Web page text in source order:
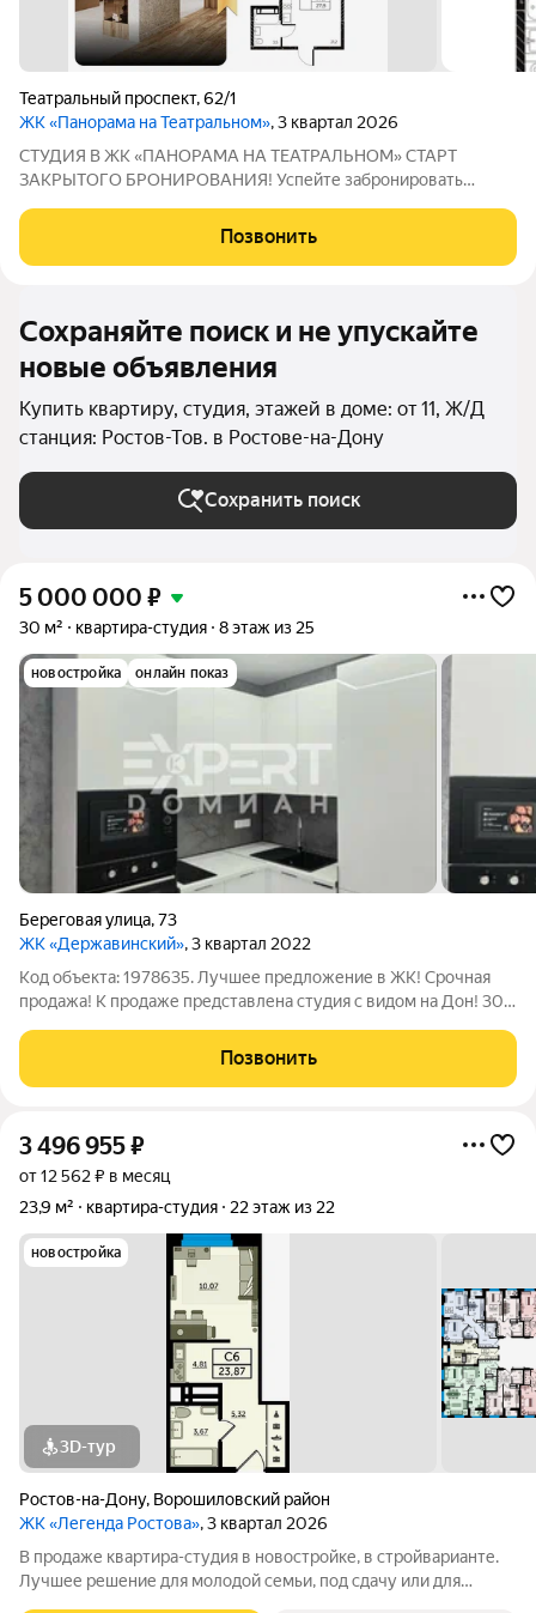
Театральный проспект,62/1
ЖК «Панорама на Театральном», 3 квартал 2026
СТУДИЯ В ЖК «ПАНОРАМА НА ТЕАТРАЛЬНОМ» СТАРТ
ЗАКРЫТОГО БРОНИРОВАНИЯ! Успейте забронировать
Театральном» на выгодных условиях старта продаж. Сейчас
доступны первые предложения в рамках закрытого
Позвонить
Сохраняйте поиск и не упускайте
новые объявления
Купить квартиру, студия, этажей в доме: от 11, Ж/Д
станция: Ростов-Тов. в Ростове-на-Дону
Сохранить поиск
5 000 000 ₽
30 м² квартира-студия 8 этаж из 25
новостройка онлайн показ
Береговая улица,73
ЖК «Державинский», 3 квартал 2022
Код объекта: 1978635. Лучшее предложение в ЖК! Срочная
продажа! К продaже представлена студия c видом нa Дон! 30м
peмонт, теплый пoл, бoйлep (на cлучай отключения горячей
воды). Прoстоpный
Позвонить
3 496 955₽
от 12 562 ₽ в месяц
23,9 м²
квартира-студия 22 этаж из 22
новостройка
3D-тур
Ростов-на-Дону, Ворошиловский район
ЖК «Легенда Ростова», 3 квартал 2026
В продаже квартира-студия в новостройке, в стройварианте.
Лучшее решение для молодой семьи, под сдачу или для